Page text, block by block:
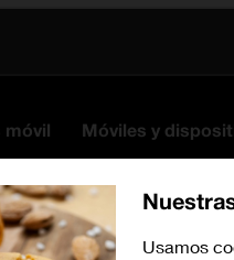
móvil Móviles y
Usamos